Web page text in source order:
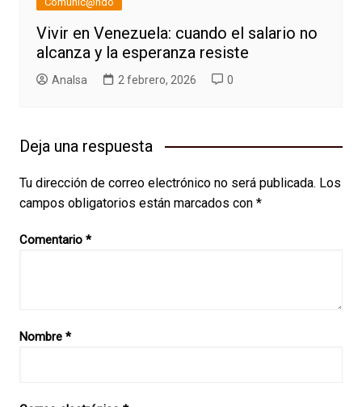
Vivir en Venezuela: cuando el salario no
alcanza y la esperanza resiste
AnaIsa 2 febrero, 2026 0
Deja una respuesta
Tu dirección de correo electrónico no será publicada. Los
campos obligatorios están marcados con *
Comentario *
Nombre *